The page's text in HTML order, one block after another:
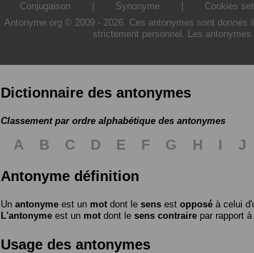
Conjugaison Synonyme Cookies
Antonyme.org © 2009 - 2026. Ces antonymes sont
strictement personnel. Les
Dictionnaire des antonymes
Classement par ordre alphabétique des antonymes
A B C D E F G H I J
Antonyme définition
Un antonyme est un mot dont le sens est opposé à celui
L'antonyme est un mot dont le sens contraire par rapport
Usage des antonymes